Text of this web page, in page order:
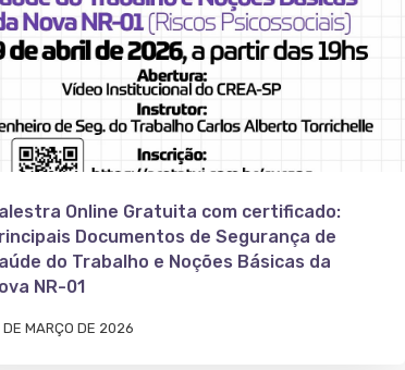
Online Gratuita com certificado:
Documentos de Segurança de
do Trabalho e Noções Básicas da
NR-01
DE MARÇO DE 2026